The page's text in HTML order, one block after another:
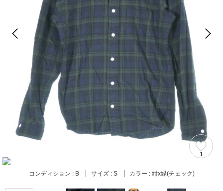
1
コンディション : B サイズ : S カラー : 紺x緑(チェック)